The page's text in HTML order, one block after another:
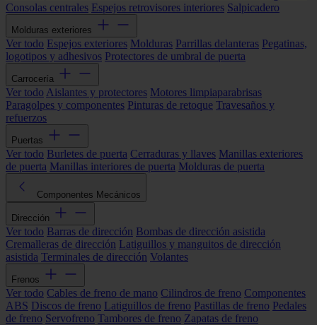
Consolas centrales Espejos retrovisores interiores Salpicadero
Molduras exteriores
Ver todo Espejos exteriores Molduras Parrillas delanteras Pegatinas,
logotipos y adhesivos Protectores de umbral de puerta
Carrocería
Ver todo Aislantes y protectores Motores limpiaparabrisas
Paragolpes y componentes Pinturas de retoque Travesaños y
refuerzos
Puertas
Ver todo Burletes de puerta Cerraduras y llaves Manillas exteriores
de puerta Manillas interiores de puerta Molduras de puerta
Componentes Mecánicos
Dirección
Ver todo Barras de dirección Bombas de dirección asistida
Cremalleras de dirección Latiguillos y manguitos de dirección
asistida Terminales de dirección Volantes
Frenos
Ver todo Cables de freno de mano Cilindros de freno Componentes
ABS Discos de freno Latiguillos de freno Pastillas de freno Pedales
de freno Servofreno Tambores de freno Zapatas de freno